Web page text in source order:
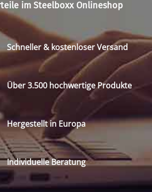
im Steelboxx Onlineshop
Schneller & kostenloser Versand
Über 3.500 hochwertige Produkte
Hergestellt in Europa
Individuelle Beratung